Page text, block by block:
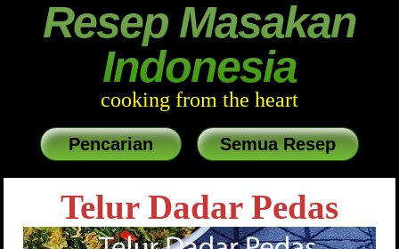
Resep Masakan
Indonesia
cooking from the heart
Pencarian Semua Resep
Telur Dadar Pedas